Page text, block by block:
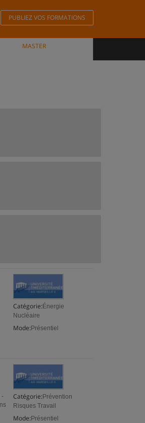
PUBLIEZ VOS FORMATIONS
MASTER
Catégorie: Énergie
Nucléaire
Mode: Présentiel
Catégorie: Prévention
Risques Travail
Mode: Présentiel
-